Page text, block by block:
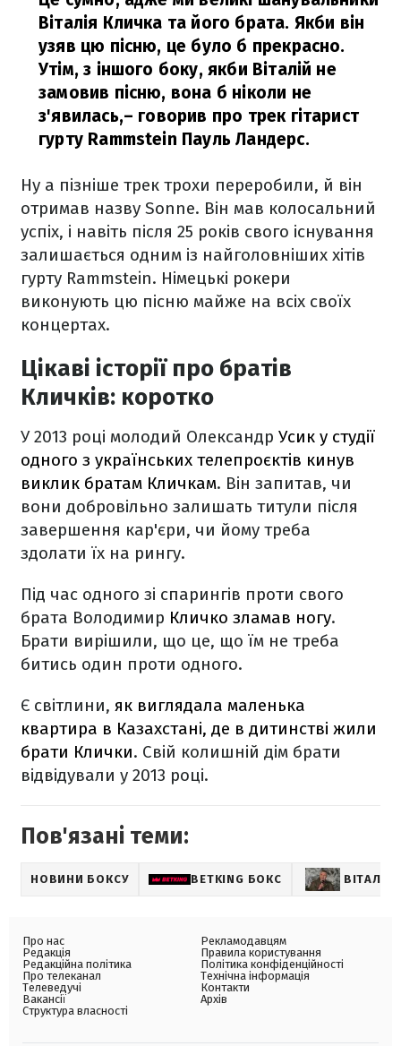
Віталія Кличка та його брата. Якби він
узяв цю пісню, це було б прекрасно.
Утім, з іншого боку, якби Віталій не
замовив пісню, вона б ніколи не
з'явилась,– говорив про трек гітарист
гурту Rammstein Пауль Ландерс.
Ну а пізніше трек трохи переробили, й він
отримав назву Sonne. Він мав колосальний
успіх, і навіть після 25 років свого існування
залишається одним із найголовніших хітів
гурту Rammstein. Німецькі рокери
виконують цю пісню майже на всіх своїх
концертах.
Цікаві історії про братів
Кличків: коротко
У 2013 році молодий Олександр Усик у студії
одного з українських телепроєктів кинув
виклик братам Кличкам. Він запитав, чи
вони добровільно залишать титули після
завершення кар'єри, чи йому треба
здолати їх на рингу.
Під час одного зі спарингів проти свого
брата Володимир Кличко зламав ногу.
Брати вирішили, що це, що їм не треба
битись один проти одного.
Є світлини, як виглядала маленька
квартира в Казахстані, де в дитинстві жили
брати Клички. Свій колишній дім брати
відвідували у 2013 році.
Пов'язані теми:
НОВИНИ БОКСУ BETKING БОКС
Про нас
Редакція
Редакційна політика
Про телеканал
Телеведучі
Вакансії
Структура власності
Рекламодавцям
Правила користування
Політика конфіденційності
Технічна інформація
Контакти
Архів